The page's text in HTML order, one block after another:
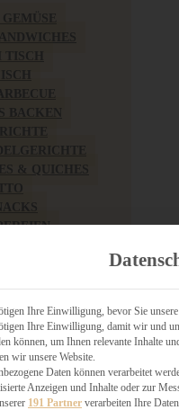
CHUTNEYS
Ihre Einwilligung, bevor Sie unsere
Ihre Einwilligung, damit wir und
können, um Ihnen relevante Inhalte
wir unsere Website.
Daten können verarbeitet
Anzeigen und Inhalte oder zur
191 Partner verarbeiten Ihre